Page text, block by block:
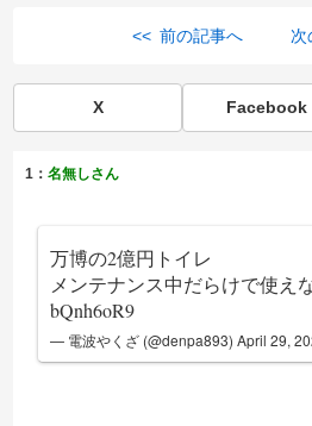
<< 前の記事へ 次
X Facebook
1：名無しさん
万博の2億円トイレ
メンテナンス中だらけで使え
bQnh6oR9
— 電波やくざ (@denpa893)April 29,